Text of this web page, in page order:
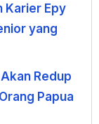
Karier Epy
yang
Redup
Papua